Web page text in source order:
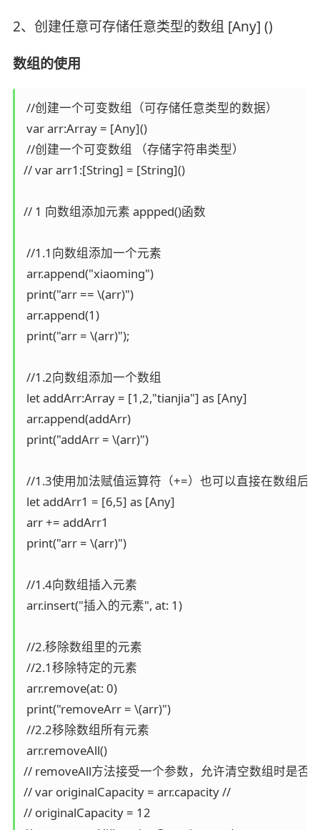
2、创建任意可存储任意类型的数组 [Any] ()
数组的使用
//创建一个可变数组（可存储任意类型的数据）
var arr:Array = [Any]()
//创建一个可变数组 （存储字符串类型）
// var arr1:[String] = [String]()
// 1 向数组添加元素 appped()函数
//1.1向数组添加一个元素
arr.append("xiaoming")
print("arr == \(arr)")
arr.append(1)
print("arr = \(arr)");
//1.2向数组添加一个数组
let addArr:Array = [1,2,"tianjia"] as [Any]
arr.append(addArr)
print("addArr = \(arr)")
//1.3使用加法赋值运算符（+=）也可以直接在数组后
let addArr1 = [6,5] as [Any]
arr += addArr1
print("arr = \(arr)")
//1.4向数组插入元素
arr.insert("插入的元素", at: 1)
//2.移除数组里的元素
//2.1移除特定的元素
arr.remove(at: 0)
print("removeArr = \(arr)")
//2.2移除数组所有元素
arr.removeAll()
// removeAll方法接受一个参数，允许清空数组时是否
// var originalCapacity = arr.capacity //
// originalCapacity = 12